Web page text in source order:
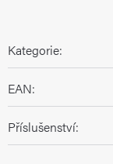
Kategorie:
EAN:
Příslušenství: